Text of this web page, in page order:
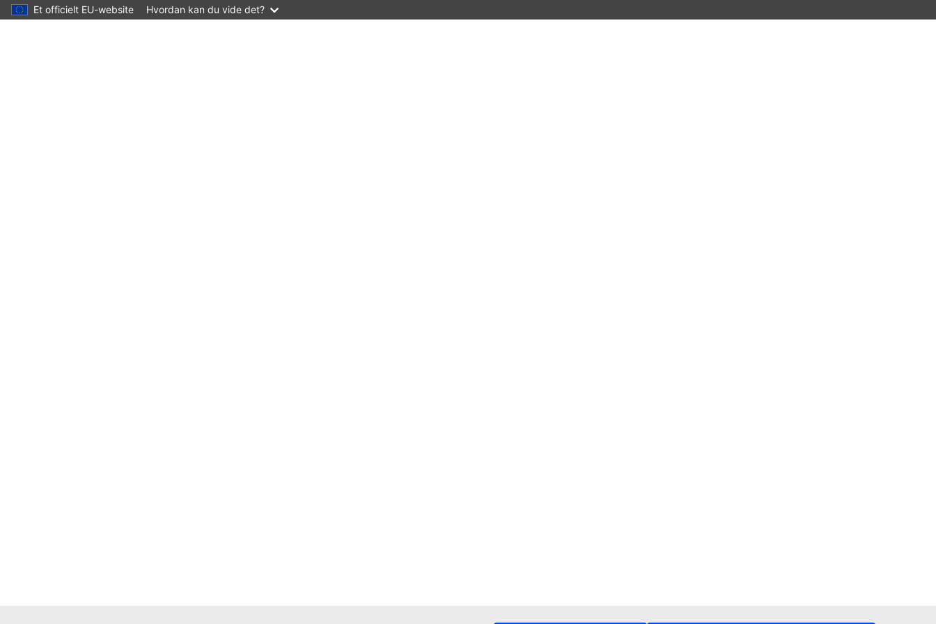
Et officielt EU-website Hvordan kan du vide det?